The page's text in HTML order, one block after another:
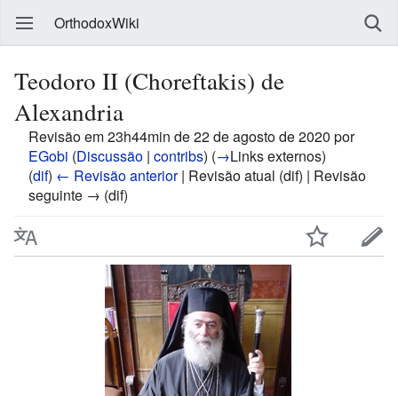
OrthodoxWiki
Teodoro II (Choreftakis) de
Alexandria
Revisão em 23h44min de 22 de agosto de 2020 por
EGobi (Discussão | contribs) (→Links externos)
(dif) ← Revisão anterior| Revisão atual (dif) | Revisão
seguinte → (dif)